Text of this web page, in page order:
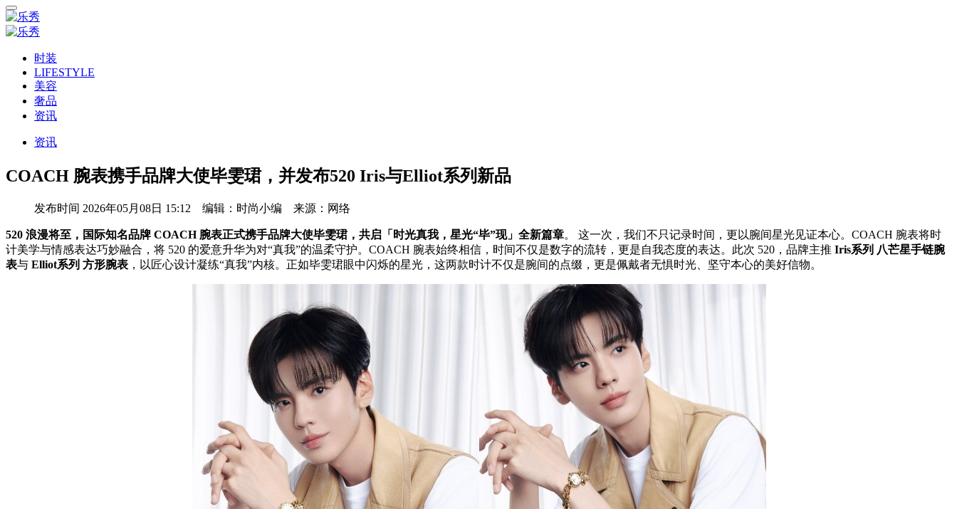
时装
LIFESTYLE
美容
奢品
资讯
资讯
COACH 腕表携手品牌大使毕雯珺，并发布520 Iris与Elliot系列新品
发布时间 2026年05月08日 15:12 编辑：时尚小编 来源：网络
520 浪漫将至，国际知名品牌 COACH 腕表正式携手品牌大使毕雯珺，共启「时光真我，星光“毕”现」全新篇章。 这一次，我们不只记录时间，更以腕间星光见证本心。COACH 腕表将时
计美学与情感表达巧妙融合，将 520 的爱意升华为对“真我”的温柔守护。COACH 腕表始终相信，时间不仅是数字的流转，更是自我态度的表达。此次 520，品牌主推 Iris系列 八芒星手链腕
表与 Elliot系列 方形腕表 ，以匠心设计凝练“真我”内核。正如毕雯珺眼中闪烁的星光，这两款时计不仅是腕间的点缀，更是佩戴者无惧时光、坚守本心的美好信物。